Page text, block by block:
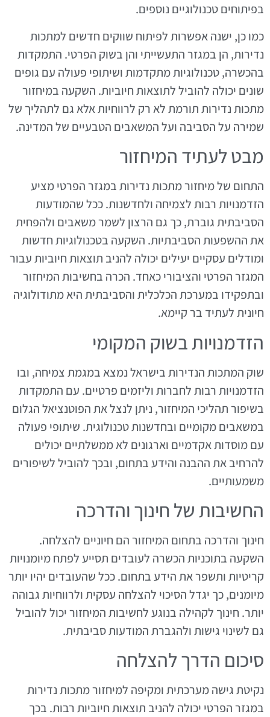
בפיתוחים טכנולוגיים נוספים.
כמו כן, ישנה אפשרות לפיתוח שווקים חדשים למתכות
נדירות, הן במגזר התעשייתי והן בשוק הפרטי. התמקדות
בהכשרה, טכנולוגיות מתקדמות ושיתופי פעולה עם גופים
שונים יכולה להוביל לתוצאות חיוביות. השקעה במיחזור
מתכות נדירות תורמת לא רק לרווחיות אלא גם לתהליך של
שמירה על הסביבה ועל המשאבים הטבעיים של המדינה.
מבט לעתיד המיחזור
התחום של מיחזור מתכות נדירות במגזר הפרטי מציע
הזדמנויות רבות לצמיחה ולחדשנות. ככל שהמודעות
הסביבתית גוברת, כך גם הרצון לשמר משאבים ולהפחית
את ההשפעות הסביבתיות. השקעה בטכנולוגיות חדשות
ומודלים עסקיים יעילים יכולה להניב תוצאות חיוביות עבור
המגזר הפרטי והציבורי כאחד. הכרה בחשיבות המיחזור
ובתפקידו במערכת הכלכלית והסביבתית היא מתודולוגיה
חיונית לעתיד בר קיימא.
הזדמנויות בשוק המקומי
שוק המתכות הנדירות בישראל נמצא במגמת צמיחה, ובו
הזדמנויות רבות לחברות וליזמים פרטיים. עם התמקדות
בשיפור תהליכי המיחזור, ניתן לנצל את הפוטנציאל הגלום
במשאבים מקומיים ובחדשנות טכנולוגית. שיתופי פעולה
עם מוסדות אקדמיים וארגונים לא ממשלתיים יכולים
להרחיב את ההבנה והידע בתחום, ובכך להוביל לשיפורים
משמעותיים.
החשיבות של חינוך והדרכה
חינוך והדרכה בתחום המיחזור הם חיוניים להצלחה.
השקעה בתוכניות הכשרה לעובדים תסייע לפתח מיומנויות
קריטיות ותשפר את הידע בתחום. ככל שהעובדים יהיו יותר
מיומנים, כך יגדל הסיכוי להצלחה עסקית ולרווחיות גבוהה
יותר. חינוך לקהילה בנוגע לחשיבות המיחזור יכול להוביל
גם לשינוי גישות ולהגברת המודעות סביבתית.
סיכום הדרך להצלחה
נקיטת גישה מערכתית ומקיפה למיחזור מתכות נדירות
במגזר הפרטי יכולה להניב תוצאות חיוביות רבות. בכך